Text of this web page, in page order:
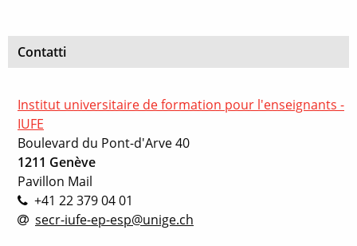
Contatti
Institut universitaire de formation pour l'enseignants -
IUFE
Boulevard du Pont-d'Arve 40
1211 Genève
Pavillon Mail
+41 22 379 04 01
secr-iufe-ep-esp@unige.ch